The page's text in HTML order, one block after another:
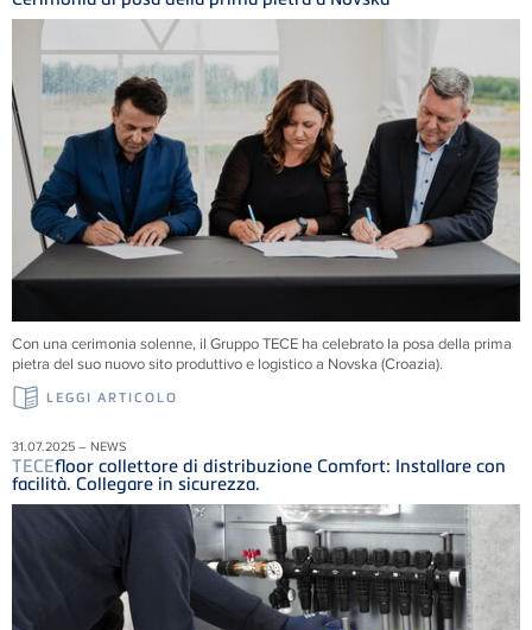
Con una cerimonia solenne, il GruppoTECE ha celebrato la posa della prima
pietra del suo nuovo sito produttivo e logistico a Novska (Croazia).
LEGGI ARTICOLO
31.07.2025 – NEWS
TECEfloor collettore di distribuzione Comfort: Installare con
facilità. Collegare in sicurezza.